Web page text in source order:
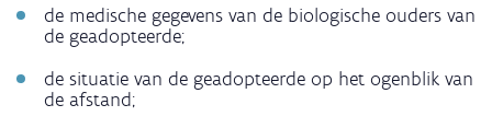
de medische gegevens van de biologische ouders van
de geadopteerde;
de situatie van de geadopteerde op het ogenblik van
de afstand;